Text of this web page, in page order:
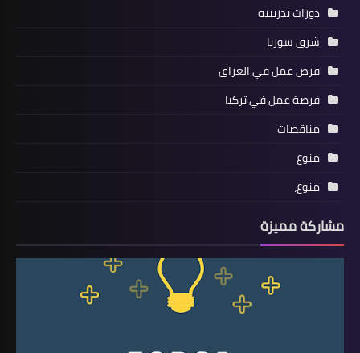
دورات تدريبية
شرق سوريا
فرص عمل في العراق
فرصة عمل في تركيا
مناقصات
منوع
منوع،
مشاركة مميزة